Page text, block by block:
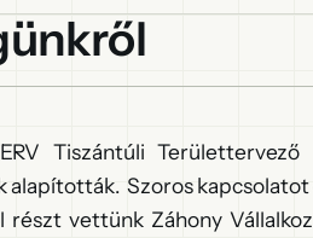
Tiszántúli
alapították. Szoros
részt vettünk Záhony